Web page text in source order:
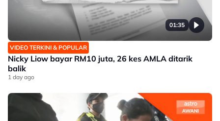
01:35
VIDEO TERKINI & POPULAR
Nicky Liow bayar RM10 juta, 26 kes AMLA ditarik
balik
1 day ago